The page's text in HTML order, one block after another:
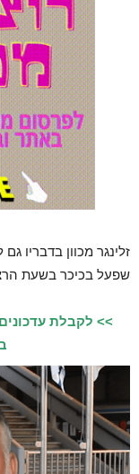
זלינגר מכוון בדבריו
שפעל בכיכר בשעת
>> לקבלת